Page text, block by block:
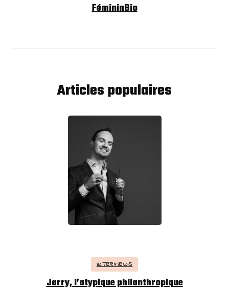
FémininBio
Articles populaires
INTERVIEWS
Jarry, l’atypique philanthropique